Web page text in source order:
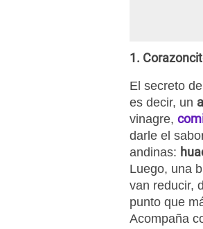
1.
El secreto
es decir, un
vinagre,
darle el
andinas:
Luego, una
van reducir,
punto que
Acompaña